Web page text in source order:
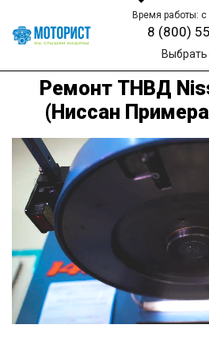
Время работы:
8 (800)
Выбрать
Ремонт ТНВД
(Ниссан